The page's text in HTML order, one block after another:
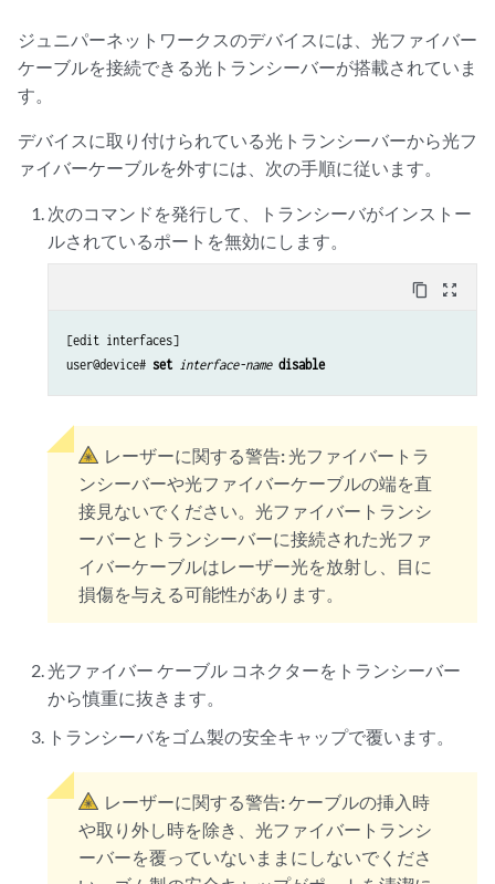
ジュニパーネットワークスのデバイスには、光ファイバー
ケーブルを接続できる光トランシーバーが搭載されていま
す。
デバイスに取り付けられている光トランシーバーから光フ
ァイバーケーブルを外すには、次の手順に従います。
次のコマンドを発行して、トランシーバがインストー
ルされているポートを無効にします。
content_copy zoom_out_map
[edit interfaces]
user@device# set interface-name disable
レーザーに関する警告:光ファイバートラ
ンシーバーや光ファイバーケーブルの端を直
接見ないでください。光ファイバートランシ
ーバーとトランシーバーに接続された光ファ
イバーケーブルはレーザー光を放射し、目に
損傷を与える可能性があります。
光ファイバー ケーブル コネクターをトランシーバー
から慎重に抜きます。
トランシーバをゴム製の安全キャップで覆います。
レーザーに関する警告:ケーブルの挿入時
や取り外し時を除き、光ファイバートランシ
ーバーを覆っていないままにしないでくださ